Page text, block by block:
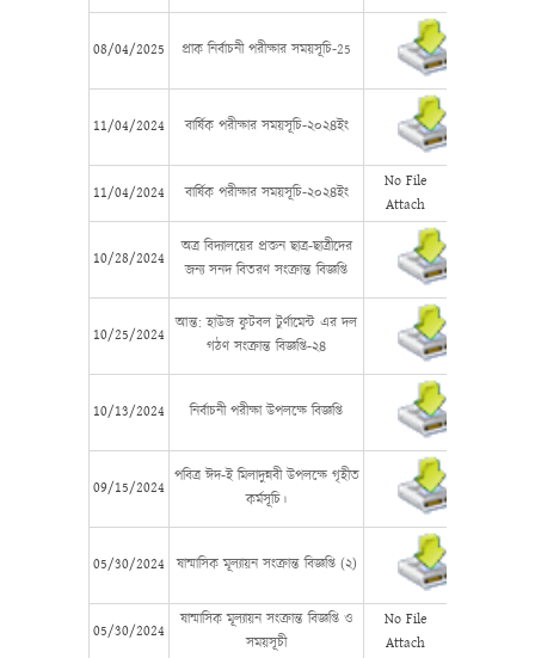
08/04/2025 প্রাক নির্বাচনী পরীক্ষার সময়সূচি-25
11/04/2024 বার্ষিক পরীক্ষার সময়সূচি-২০২৪ইং
11/04/2024 বার্ষিক পরীক্ষার সময়সূচি-২০২৪ইং
No File
Attach
10/28/2024
অত্র বিদ্যালয়ের প্রক্তন ছাত্র-ছাত্রীদের
জন্য সনদ বিতরণ সংক্রান্ত বিজ্ঞপ্তি
10/25/2024
আন্ত: হাউজ ফুটবল টুর্ণামেন্ট এর দল
গঠণ সংক্রান্ত বিজ্ঞপ্তি-২৪
10/13/2024 নির্বাচনী পরীক্ষা উপলক্ষে বিজ্ঞপ্তি
09/15/2024
পবিত্র ঈদ-ই মিলাদুন্নবী উপলক্ষে গৃহীত
কর্মসূচি।
05/30/2024 ষান্মাসিক মূল্যায়ন সংক্রান্ত বিজ্ঞপ্তি (২)
05/30/2024
ষান্মাসিক মূল্যায়ন সংক্রান্ত বিজ্ঞপ্তি ও
সময়সূচী
No File
Attach